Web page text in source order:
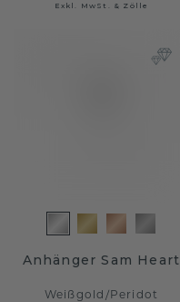
Exkl. MwSt. & Zölle
Anhänger Sam Heart
Weißgold /Peridot